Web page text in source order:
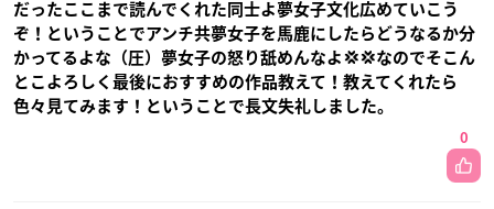
だったここまで読んでくれた同士よ夢女子文化広めていこう
ぞ！ということでアンチ共夢女子を馬鹿にしたらどうなるか分
かってるよな（圧）夢女子の怒り舐めんなよ💢💢なのでそこん
とこよろしく最後におすすめの作品教えて！教えてくれたら
色々見てみます！ということで長文失礼しました。
0